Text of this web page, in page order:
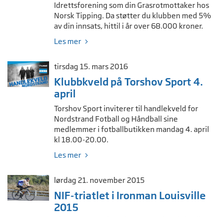
Idrettsforening som din Grasrotmottaker hos
Norsk Tipping. Da støtter du klubben med 5%
av din innsats, hittil i år over 68.000 kroner.
Les mer
tirsdag 15. mars 2016
Klubbkveld på Torshov Sport 4.
april
Torshov Sport inviterer til handlekveld for
Nordstrand Fotball og Håndball sine
medlemmer i fotballbutikken mandag 4. april
kl 18.00-20.00.
Les mer
lørdag 21. november 2015
NIF-triatlet i Ironman Louisville
2015